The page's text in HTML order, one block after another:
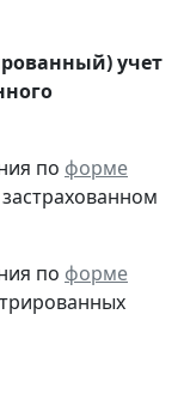
учет
по форме
по форме